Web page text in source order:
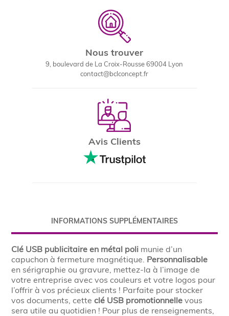
Nous trouver
9, boulevard de La Croix-Rousse 69004 Lyon
contact@bclconcept.fr
Avis Clients
INFORMATIONS SUPPLÉMENTAIRES
Clé USB publicitaire en métal poli munie d’un
capuchon à fermeture magnétique. Personnalisable
en sérigraphie ou gravure, mettez-la à l’image de
votre entreprise avec vos couleurs et votre logos pour
l’offrir à vos précieux clients ! Parfaite pour stocker
vos documents, cetteclé USB promotionnelle vous
sera utile au quotidien ! Pour plus de renseignements,